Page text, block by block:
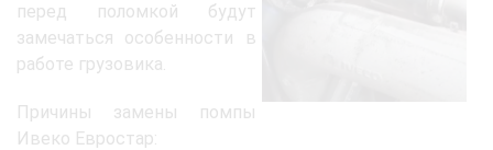
перед поломкой будут
замечаться особенности в
работе грузовика.
Причины замены помпы
Ивеко Евростар: